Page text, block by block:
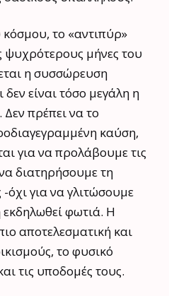
το «αντιπύρ»
ψυχρότερους μήνες του
η συσσώρευση
είναι τόσο μεγάλη η
πρέπει να το
καύση,
για να προλάβουμε τις
διατηρήσουμε τη
όχι για να γλιτώσουμε
εκδηλωθεί φωτιά. Η
αποτελεσματική και
το φυσικό
τις υποδομές τους.